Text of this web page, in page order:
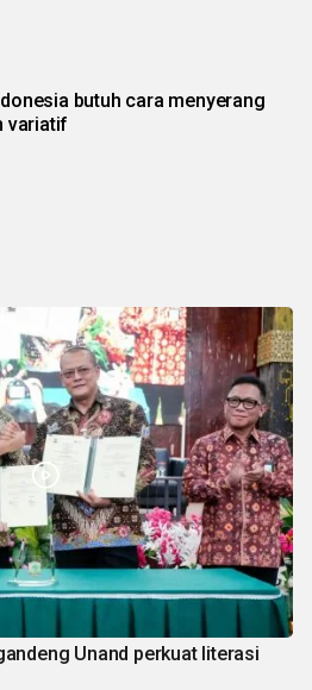
butuh cara menyerang
variatif
Unand perkuat literasi